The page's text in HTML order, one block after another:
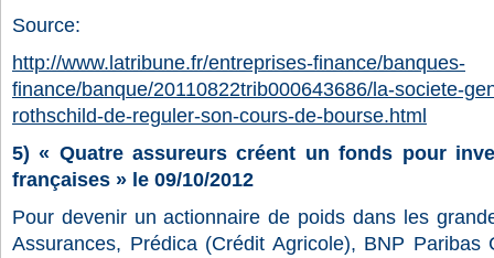
Source:
http://www.latribune.fr/entreprises-finance/banques-
finance/banque/20110822trib000643686/la-societe-
rothschild-de-reguler-son-cours-de-bourse.html
5) « Quatre assureurs créent un fonds pour
françaises » le 09/10/2012
Pour devenir un actionnaire de poids dans les
Assurances, Prédica (Crédit Agricole), BNP Paribas